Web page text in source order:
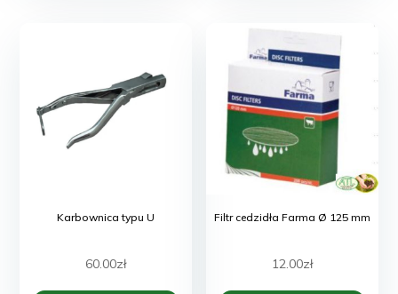
Karbownica typu U
60.00zł
Filtr cedzidła Farma Ø 125 mm
12.00zł